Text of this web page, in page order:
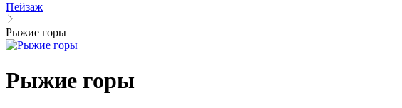
Пейзаж
Рыжие горы
Рыжие горы